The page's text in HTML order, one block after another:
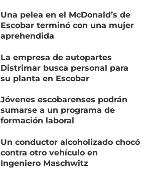
Una pelea en el McDonald’s de
Escobar terminó con una mujer
aprehendida
La empresa de autopartes
Distrimar busca personal para
su planta en Escobar
Jóvenes escobarenses podrán
sumarse a un programa de
formación laboral
Un conductor alcoholizado chocó
contra otro vehículo en
Ingeniero Maschwitz